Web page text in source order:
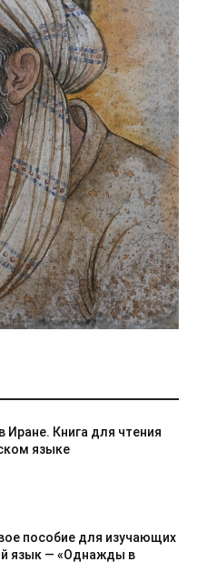
Книга для чтения
языке
пособие для изучающих
язык — «Однажды в